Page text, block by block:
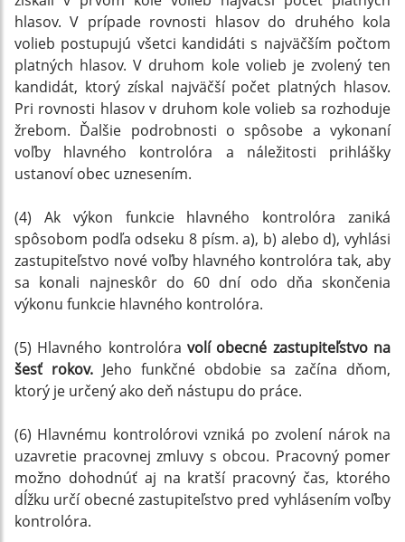
hlasov. V prípade rovnosti hlasov do druhého kola
volieb postupujú všetci kandidáti s najväčším počtom
platných hlasov. V druhom kole volieb je zvolený ten
kandidát, ktorý získal najväčší počet platných hlasov.
Pri rovnosti hlasov v druhom kole volieb sa rozhoduje
žrebom. Ďalšie podrobnosti o spôsobe a vykonaní
voľby hlavného kontrolóra a náležitosti prihlášky
ustanoví obec uznesením.
(4) Ak výkon funkcie hlavného kontrolóra zaniká
spôsobom podľa odseku 8 písm. a), b) alebo d), vyhlási
zastupiteľstvo nové voľby hlavného kontrolóra tak, aby
sa konali najneskôr do 60 dní odo dňa skončenia
výkonu funkcie hlavného kontrolóra.
(5) Hlavného kontrolóra volí obecné zastupiteľstvo na
šesť rokov. Jeho funkčné obdobie sa začína dňom,
ktorý je určený ako deň nástupu do práce.
(6) Hlavnému kontrolórovi vzniká po zvolení nárok na
uzavretie pracovnej zmluvy s obcou. Pracovný pomer
možno dohodnúť aj na kratší pracovný čas, ktorého
dĺžku určí obecné zastupiteľstvo pred vyhlásením voľby
kontrolóra.